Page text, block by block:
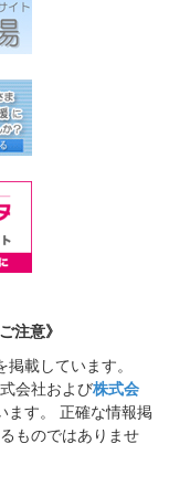
注意》
載しています。
会社および株式会
ます。 正確な情報掲
ものではありませ